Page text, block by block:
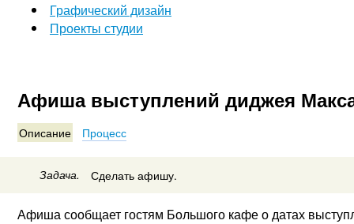
Графический дизайн
Проекты студии
Афиша выступлений диджея
Описание Процесс
Задача. Сделать афишу.
Афиша сообщает гостям Большого кафе о датах